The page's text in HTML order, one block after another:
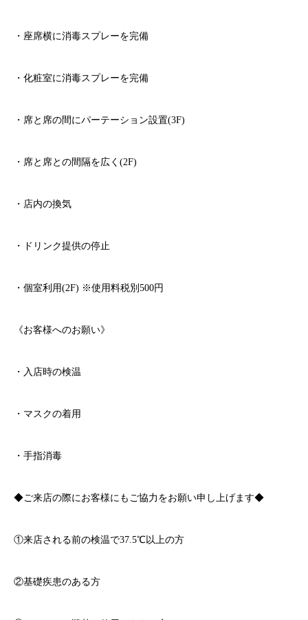
・座席横に消毒スプレーを完備
・化粧室に消毒スプレーを完備
・席と席の間にパーテーション設置(3F)
・席と席との間隔を広く (2F)
・店内の換気
・ドリンク提供の停止
・個室利用(2F) ※使用料税別 500円
《お客様へのお願い》
・入店時の検温
・マスクの着用
・手指消毒
◆ご来店の際にお客様にもご協力をお願い申し上げます◆
①来店される前の検温で37.5℃以上の方
②基礎疾患のある方